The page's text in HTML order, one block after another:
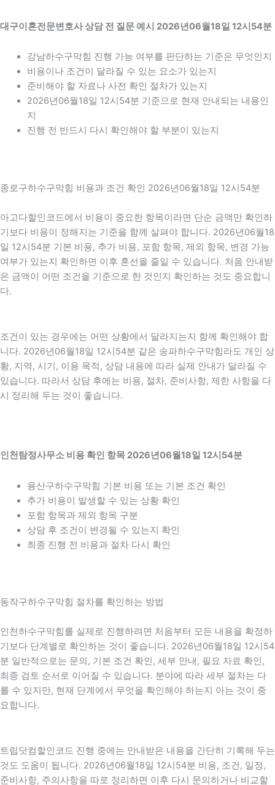
대구이혼전문변호사 상담 전 질문 예시 2026년06월18일 12시54분
강남하수구막힘 진행 가능 여부를 판단하는 기준은 무엇인지
비용이나 조건이 달라질 수 있는 요소가 있는지
준비해야 할 자료나 사전 확인 절차가 있는지
2026년06월18일 12시54분 기준으로 현재 안내되는 내용인
지
진행 전 반드시 다시 확인해야 할 부분이 있는지
종로구하수구막힘 비용과 조건 확인 2026년06월18일 12시54분
아고다할인코드에서 비용이 중요한 항목이라면 단순 금액만 확인하
기보다 비용이 정해지는 기준을 함께 살펴야 합니다. 2026년06월18
일 12시54분 기본 비용, 추가 비용, 포함 항목, 제외 항목, 변경 가능
여부가 있는지 확인하면 이후 혼선을 줄일 수 있습니다. 처음 안내받
은 금액이 어떤 조건을 기준으로 한 것인지 확인하는 것도 중요합니
다.
조건이 있는 경우에는 어떤 상황에서 달라지는지 함께 확인해야 합
니다. 2026년06월18일 12시54분 같은 송파하수구막힘라도 개인 상
황, 지역, 시기, 이용 목적, 상담 내용에 따라 실제 안내가 달라질 수
있습니다. 따라서 상담 후에는 비용, 절차, 준비사항, 제한 사항을 다
시 정리해 두는 것이 좋습니다.
인천탐정사무소 비용 확인 항목 2026년06월18일 12시54분
용산구하수구막힘 기본 비용 또는 기본 조건 확인
추가 비용이 발생할 수 있는 상황 확인
포함 항목과 제외 항목 구분
상담 후 조건이 변경될 수 있는지 확인
최종 진행 전 비용과 절차 다시 확인
동작구하수구막힘 절차를 확인하는 방법
인천하수구막힘를 실제로 진행하려면 처음부터 모든 내용을 확정하
기보다 단계별로 확인하는 것이 좋습니다. 2026년06월18일 12시54
분 일반적으로는 문의, 기본 조건 확인, 세부 안내, 필요 자료 확인,
최종 검토 순서로 이어질 수 있습니다. 분야에 따라 세부 절차는 다
를 수 있지만, 현재 단계에서 무엇을 확인해야 하는지 아는 것이 중
요합니다.
트립닷컴할인코드 진행 중에는 안내받은 내용을 간단히 기록해 두는
것도 도움이 됩니다. 2026년06월18일 12시54분 비용, 조건, 일정,
준비사항, 주의사항을 따로 정리하면 이후 다시 문의하거나 비교할